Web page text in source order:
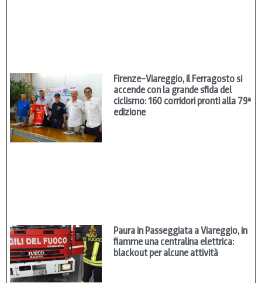
Firenze–Viareggio, il Ferragosto si
accende con la grande sfida del
ciclismo: 160 corridori pronti alla 79ª
edizione
Paura in Passeggiata a Viareggio, in
fiamme una centralina elettrica:
blackout per alcune attività